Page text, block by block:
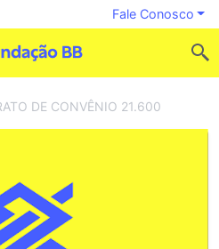
Fale Conosco
DE CONVÊNIO 21.600